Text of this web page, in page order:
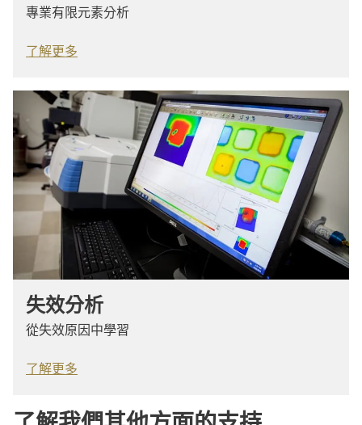
專業有限元素分析
了解更多
失效分析
從失效原因中學習
了解更多